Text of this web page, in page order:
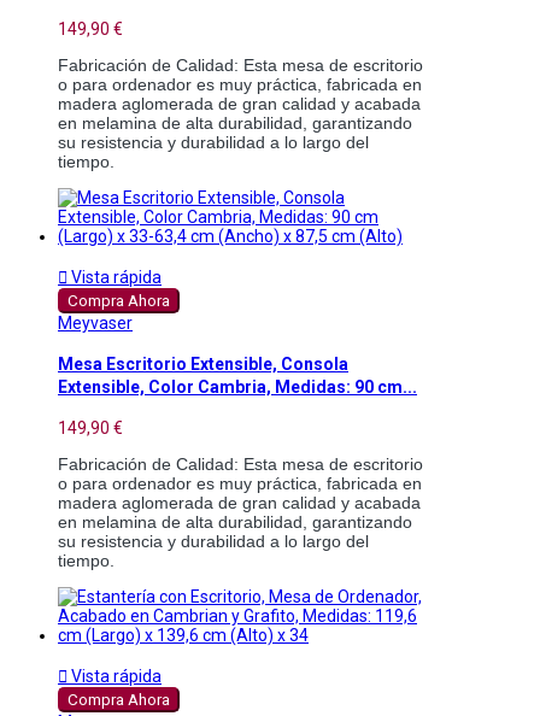
149,90 €
Fabricación de Calidad: Esta mesa de escritorio
o para ordenador es muy práctica, fabricada en
madera aglomerada de gran calidad y acabada
en melamina de alta durabilidad, garantizando
su resistencia y durabilidad a lo largo del
tiempo.
 Vista rápida
Compra Ahora
Meyvaser
Mesa Escritorio Extensible, Consola
Extensible, Color Cambria, Medidas: 90 cm...
149,90 €
Fabricación de Calidad: Esta mesa de escritorio
o para ordenador es muy práctica, fabricada en
madera aglomerada de gran calidad y acabada
en melamina de alta durabilidad, garantizando
su resistencia y durabilidad a lo largo del
tiempo.
 Vista rápida
Compra Ahora